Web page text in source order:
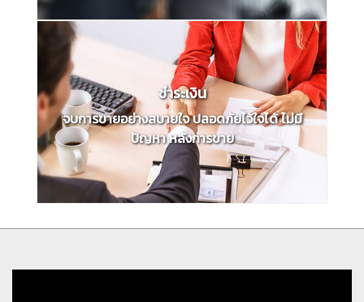
ชำระเงิน
จบการขายอย่างสบายใจ ปลอดภัยไว้ใจได้ ไม่มี
ปัญหา หลังการขาย